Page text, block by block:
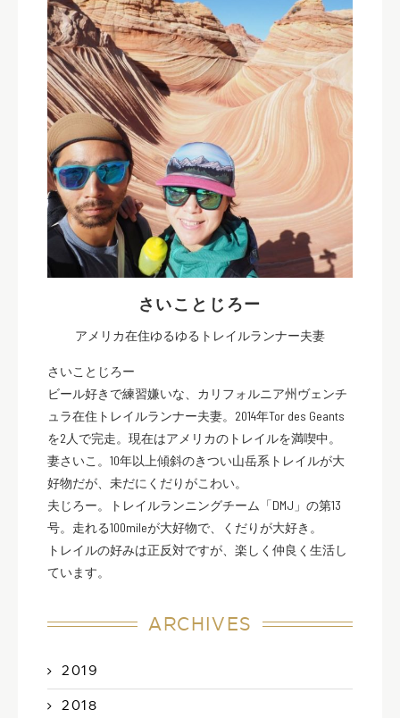
さいことじろー
アメリカ在住ゆるゆるトレイルランナー夫妻
さいことじろー
ビール好きで練習嫌いな、カリフォルニア州ヴェンチ
ュラ在住トレイルランナー夫妻。2014年Tor des Geants
を2人で完走。現在はアメリカのトレイルを満喫中。
妻さいこ。10年以上傾斜のきつい山岳系トレイルが大
好物だが、未だにくだりがこわい。
夫じろー。トレイルランニングチーム「DMJ」の第13
号。走れる100mileが大好物で、くだりが大好き。
トレイルの好みは正反対ですが、楽しく仲良く生活し
ています。
ARCHIVES
2019
2018